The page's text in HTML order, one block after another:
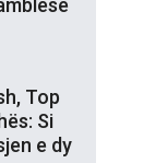
Top
Si
e dy